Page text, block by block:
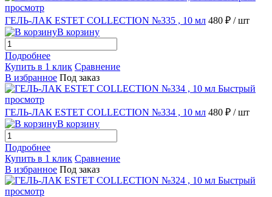
просмотр
ГЕЛЬ-ЛАК ESTET COLLECTION №335 , 10 мл 480 ₽ / шт
В корзину
Подробнее
Купить в 1 клик Сравнение
В избранное Под заказ
Быстрый
просмотр
ГЕЛЬ-ЛАК ESTET COLLECTION №334 , 10 мл 480 ₽ / шт
В корзину
Подробнее
Купить в 1 клик Сравнение
В избранное Под заказ
Быстрый
просмотр